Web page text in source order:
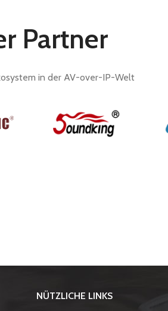
Partner
in der AV-over-IP-Welt
NÜTZLICHE LINKS